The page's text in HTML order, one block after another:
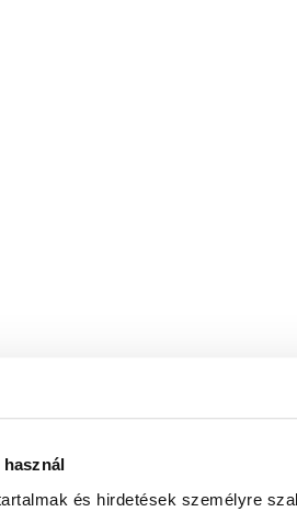
és hirdetések személyre